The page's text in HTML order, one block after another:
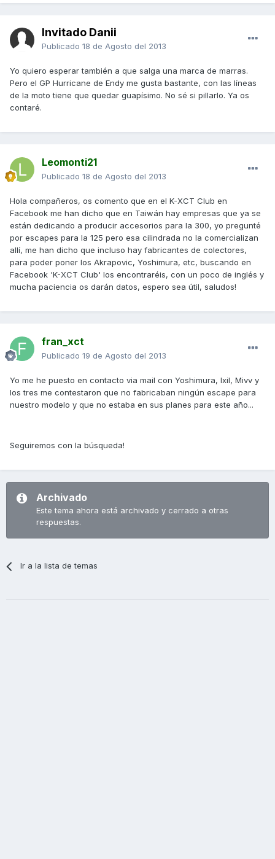
Invitado Danii
Publicado 18 de Agosto del 2013
Yo quiero esperar también a que salga una marca de marras.
Pero el GP Hurricane de Endy me gusta bastante, con las líneas
de la moto tiene que quedar guapísimo. No sé si pillarlo. Ya os
contaré.
Leomonti21
Publicado 18 de Agosto del 2013
Hola compañeros, os comento que en el K-XCT Club en
Facebook me han dicho que en Taiwán hay empresas que ya se
están dedicando a producir accesorios para la 300, yo pregunté
por escapes para la 125 pero esa cilindrada no la comercializan
allí, me han dicho que incluso hay fabricantes de colectores,
para poder poner los Akrapovic, Yoshimura, etc, buscando en
Facebook 'K-XCT Club' los encontraréis, con un poco de inglés y
mucha paciencia os darán datos, espero sea útil, saludos!
fran_xct
Publicado 19 de Agosto del 2013
Yo me he puesto en contacto via mail con Yoshimura, Ixil, Mivv y
los tres me contestaron que no fabricaban ningún escape para
nuestro modelo y que no estaba en sus planes para este año...
Seguiremos con la búsqueda!
Archivado
Este tema ahora está archivado y cerrado a otras
respuestas.
Ir a la lista de temas